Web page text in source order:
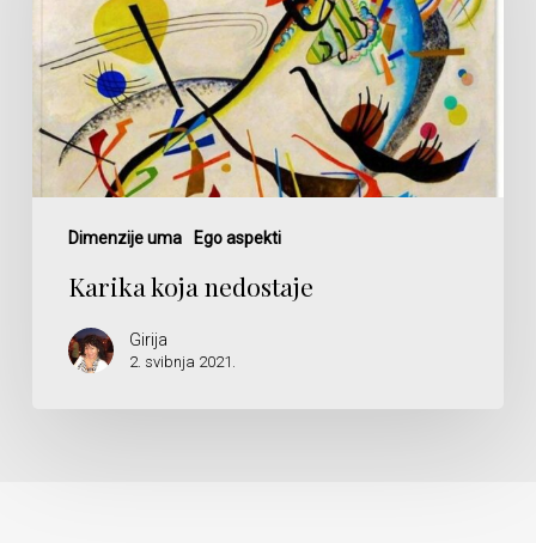
Dimenzije uma Ego aspekti
Karika koja nedostaje
Girija
2. svibnja 2021.